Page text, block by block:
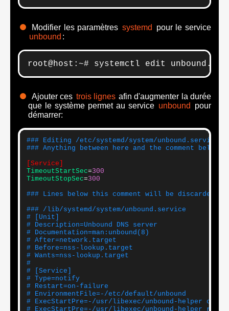
Modifier les paramètres systemd
pour le service
unbound :
root@host:~# systemctl edit
Ajouter ces trois lignes afin d'augmenter la durée
que le système permet au service unbound
pour
démarrer:
### Editing /etc/systemd/system/
### Anything between here and the comment
[Service]
TimeoutStartSec=300
TimeoutStopSec=300
### Lines below this comment will be discarded
### /lib/systemd/system/unbound.service
# [Unit]
# Description=Unbound DNS server
# Documentation=man:unbound(8)
# After=network.target
# Before=nss-lookup.target
# Wants=nss-lookup.target
#
# [Service]
# Type=notify
# Restart=on-failure
# EnvironmentFile=-/etc/default/unbound
# ExecStartPre=-/usr/libexec/unbound-helper
# ExecStartPre=-/usr/libexec/unbound-helper